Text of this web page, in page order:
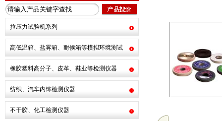
拉压力试验机系列
高低温箱、盐雾箱、耐候箱等模拟环境测试
橡胶塑料高分子、皮革、鞋业等检测仪器
纺织、汽车内饰检测仪器
不干胶、化工检测仪器